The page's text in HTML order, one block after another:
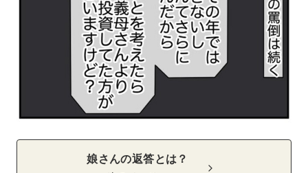
娘さんの返答とは？